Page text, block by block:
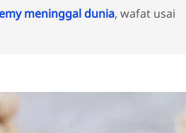
meninggal dunia, wafat usai